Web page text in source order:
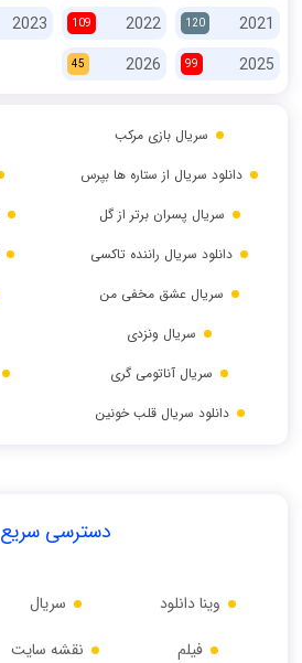
2021
120
2022
109
2023
2025
99
2026
45
سریال بازی مرکب
دانلود سریال از ستاره ها بپرس
سریال پسران برتر از گل
دانلود سریال راننده تاکسی
سریال عشق مخفی من
سریال ونزدی
سریال آناتومی گری
دانلود سریال قلب خونین
دسترسی سریع
وینا دانلود
فیلم
سریال
نقشه سایت